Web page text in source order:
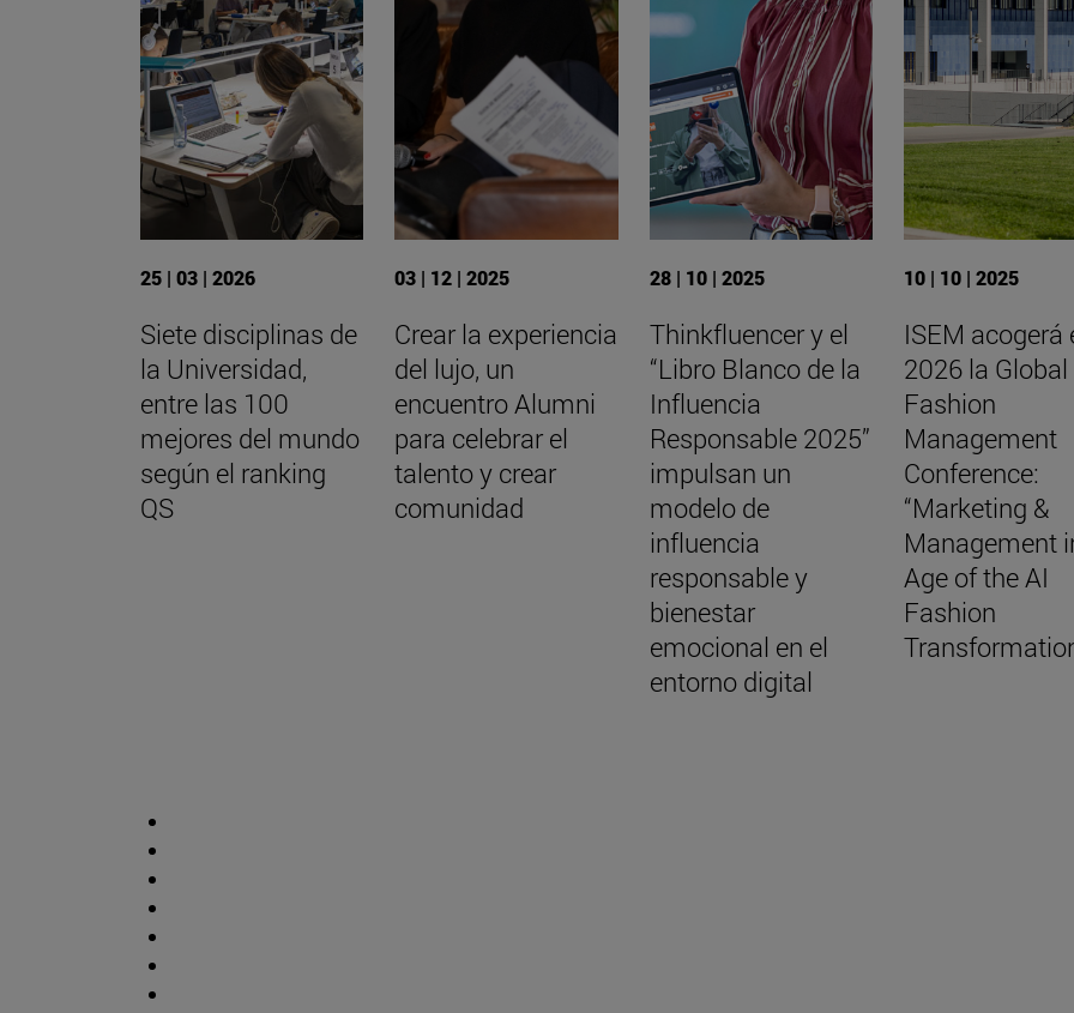
25 | 03 | 2026
Siete disciplinas de
la Universidad,
entre las 100
mejores del mundo
según el ranking
QS
03 | 12 | 2025
Crear la experiencia
del lujo, un
encuentro Alumni
para celebrar el
talento y crear
comunidad
28 | 10 | 2025
Thinkfluencer y el
“Libro Blanco de la
Influencia
Responsable 2025”
impulsan un
modelo de
influencia
responsable y
bienestar
emocional en el
entorno digital
10 | 10 | 2025
ISEM acogerá
2026 la Global
Fashion
Management
Conference:
“Marketing &
Management
Age of the AI
Fashion